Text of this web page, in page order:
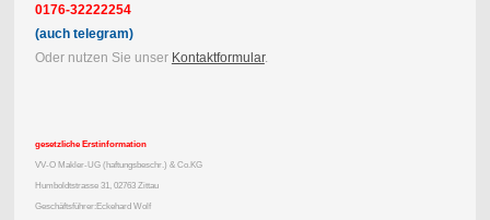
0176-32222254
(auch telegram)
Oder nutzen Sie unser Kontaktformular.
gesetzliche Erstinformation
VV-O Makler-UG (haftungsbeschr.) & Co.KG
Humboldtstrasse 31, 02763 Zittau
Geschäftsführer:Eckehard Wolf